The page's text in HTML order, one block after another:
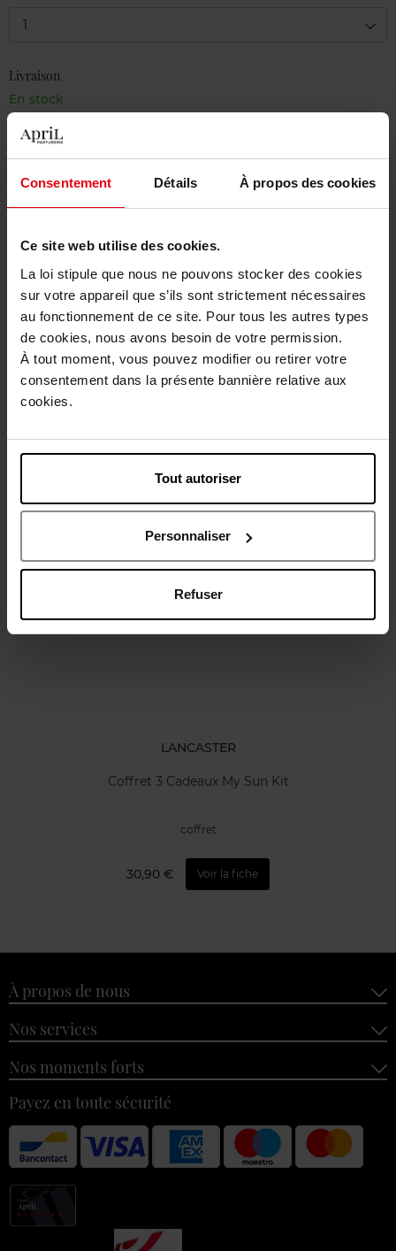
Consentement Détails À propos des cookies
Ce site web utilise des cookies.
La loi stipule que nous ne pouvons stocker des cookies
sur votre appareil que s’ils sont strictement nécessaires
au fonctionnement de ce site. Pour tous les autres types
de cookies, nous avons besoin de votre permission.
À tout moment, vous pouvez modifier ou retirer votre
consentement dans la présente bannière relative aux
cookies.
Tout autoriser
Personnaliser
Refuser
1
Livraison
En stock
Livraison gratuite à partir de 50€
Retour gratuit dans votre magasin
Description
Caractéristiques
Oublié quelque chose ?
LANCASTER
Coffret 3 Cadeaux My Sun Kit
coffret
30,90 € Voir la fiche
À propos de nous
Nos services
Nos moments forts
Payez en toute sécurité